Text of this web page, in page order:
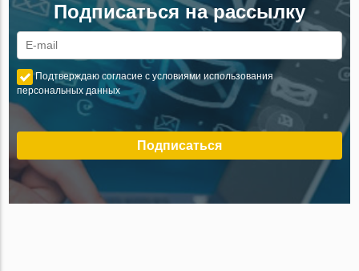
Подписаться на рассылку
Подтверждаю согласие с условиями использования
персональных данных
Подписаться